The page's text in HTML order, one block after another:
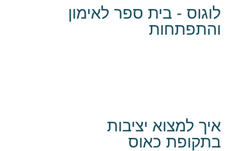
לוגוס - בית ספר לאימון
והתפתחות
איך למצוא יציבות
בתקופת כאוס